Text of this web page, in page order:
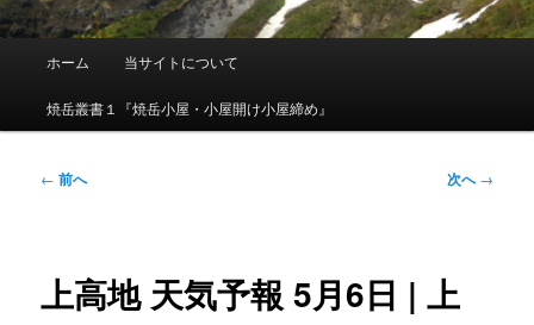
メ
ホーム 当サイトについて
焼岳叢書１『焼岳小屋・小屋開け小屋締め』
投
ゲ
ー
← 前へ 次へ→
上高地天気予報 5月6日 |上